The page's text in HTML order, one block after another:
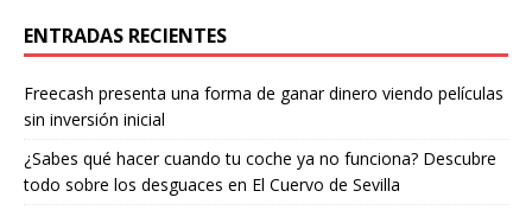
ENTRADAS RECIENTES
Freecash presenta una forma de ganar dinero viendo películas
sin inversión inicial
¿Sabes qué hacer cuando tu coche ya no funciona? Descubre
todo sobre los desguaces en El Cuervo de Sevilla